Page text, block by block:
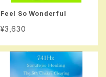
Feel So Wonderful
¥3,630